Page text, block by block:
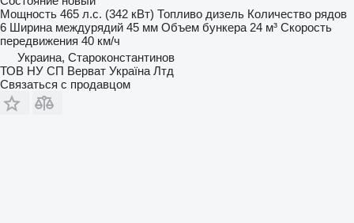
Мощность 465 л.с. (342 кВт) Топливо дизель Количество рядов
6 Ширина междурядий 45 мм Объем бункера 24 м³ Скорость
передвижения 40 км/ч
Украина, Староконстантинов
ТОВ НУ СП Верват Україна Лтд
Связаться с продавцом